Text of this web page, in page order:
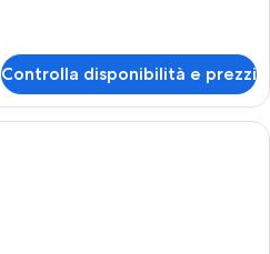
Controlla disponibilità e prezzi
Una moderna camera d'hotel con